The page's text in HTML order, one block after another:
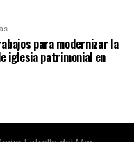
para modernizar la
iglesia patrimonial en